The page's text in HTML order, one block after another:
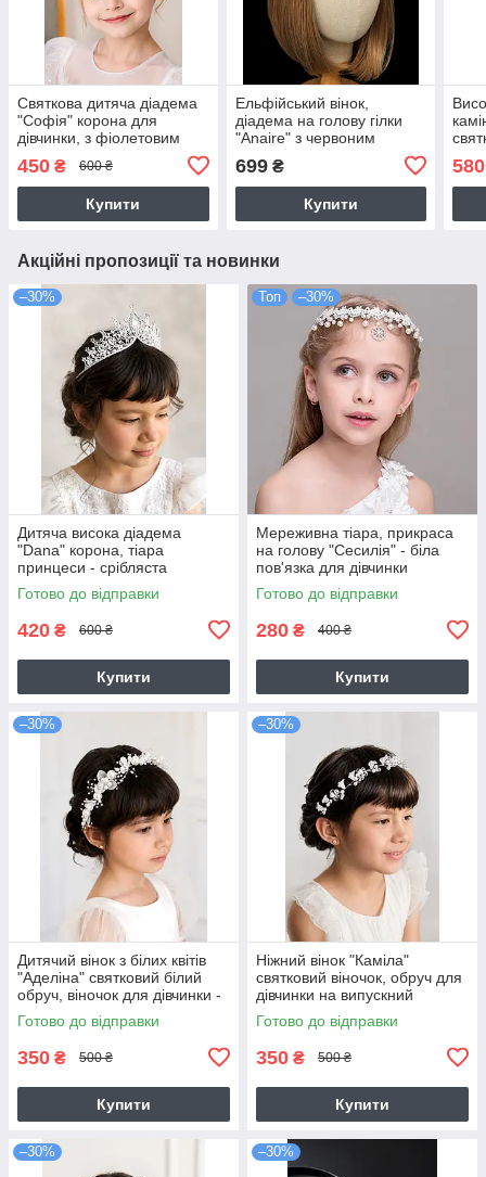
Святкова дитяча діадема
"Софія" корона для
дівчинки, з фіолетовим
450 ₴ 600 ₴
Купити
Ельфійський вінок,
діадема на голову гілки
"Anaire" з червоним
699₴
Купити
580
Акційні пропозиції та новинки
–30%
Дитяча висока діадема
"Dana" корона, тіара
принцеси - срібляста
Готово до відправки
420 ₴ 600 ₴
Купити
Топ –30%
Мереживна тіара, прикраса
на голову "Сесилія" - біла
пов'язка для дівчинки
Готово до відправки
280 ₴ 400 ₴
Купити
–30%
Дитячий вінок з білих квітів
"Аделіна" святковий білий
обруч, віночок для дівчинки -
сріблястий
Готово до відправки
350 ₴ 500 ₴
Купити
–30%
Ніжний вінок "Каміла"
святковий віночок, обруч для
дівчинки на випускний
Готово до відправки
350 ₴ 500 ₴
Купити
–30% –30%